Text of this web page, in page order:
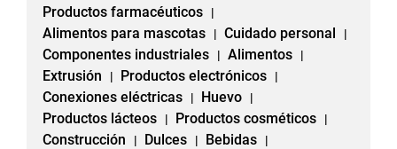
Productos farmacéuticos |
Alimentos para mascotas | Cuidado personal |
Componentes industriales | Alimentos |
Extrusión | Productos electrónicos |
Conexiones eléctricas | Huevo |
Productos lácteos | Productos cosméticos |
Construcción | Dulces | Bebidas |